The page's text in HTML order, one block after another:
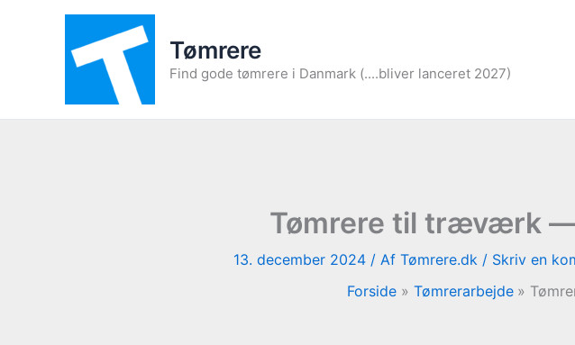
Tømrere
Find gode tømrere i Danmark (....bliver lanceret 2027)
Tømrere til træværk
13. december 2024 / Af Tømrere.dk / Skriv en
Forside
Tømrerarbejde